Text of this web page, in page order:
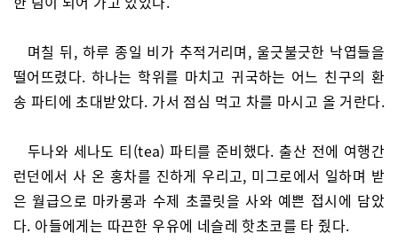
며칠 뒤, 하루 종일 비가 추적거리며, 울긋불긋한 낙엽들을
떨어뜨렸다. 하나는 학위를 마치고 귀국하는 어느 친구의 환
송 파티에 초대받았다. 가서 점심 먹고 차를 마시고 올 거란다.
두나와 세나도 티(tea) 파티를 준비했다. 출산 전에 여행간
런던에서 사 온 홍차를 진하게 우리고, 미그로에서 일하며 받
은 월급으로 마카롱과 수제 초콜릿을 사와 예쁜 접시에 담았
다. 아들에게는 따끈한 우유에 네슬레 핫초코를 타 줬다.